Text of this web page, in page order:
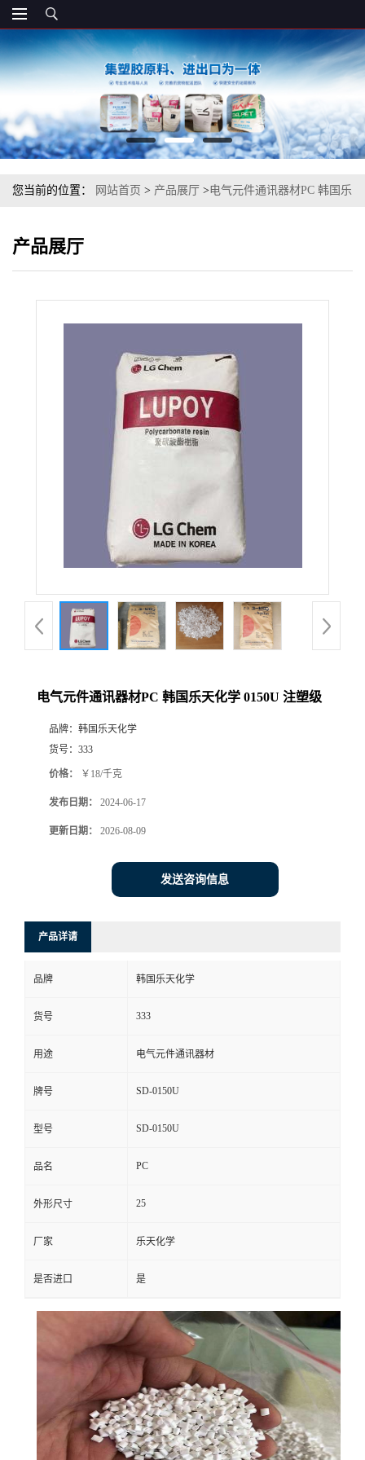
您当前的位置： 网站首页 > 产品展厅 >电气元件通讯器材PC 韩国乐
产品展厅
电气元件通讯器材PC 韩国乐天化学 0150U 注塑级
品牌： 韩国乐天化学
货号： 333
价格： ￥18/千克
发布日期： 2024-06-17
更新日期： 2026-08-09
发送咨询信息
产品详请
品牌 韩国乐天化学
货号 333
用途 电气元件通讯器材
牌号 SD-0150U
型号 SD-0150U
品名 PC
外形尺寸 25
厂家 乐天化学
是否进口 是